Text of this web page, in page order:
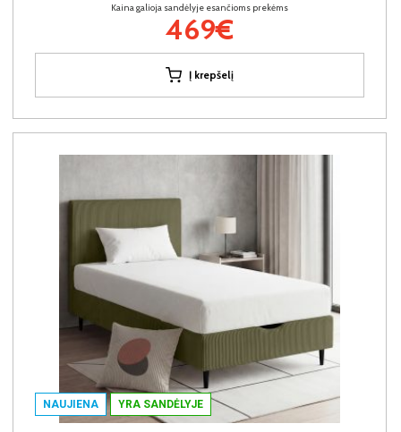
Kaina galioja sandėlyje esančioms prekėms
469€
Į krepšelį
NAUJIENA YRA SANDĖLYJE